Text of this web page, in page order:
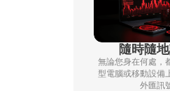
隨時隨
無論您身在何處，
型電腦或移動設備
外匯訊